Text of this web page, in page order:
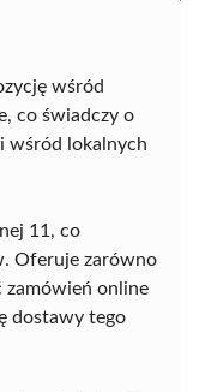
wśród
co świadczy o
wśród lokalnych
11, co
Oferuje zarówno
zamówień online
dostawy tego